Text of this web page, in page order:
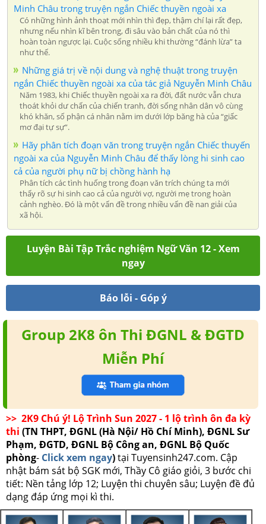
Minh Châu trong truyện ngắn Chiếc thuyền ngoài xa
Có những hình ảnh thoạt mới nhìn thì đẹp, thậm chí lại rất đẹp,
nhưng nếu nhìn kĩ bên trong, đi sâu vào bản chất của nó thì
hoàn toàn ngược lại. Cuộc sống nhiều khi thường “đánh lừa” ta
như thế.
Những giá trị về nội dung và nghệ thuật trong truyện
ngắn Chiếc thuyền ngoài xa của tác giả Nguyễn Minh Châu
Năm 1983, khi Chiếc thuyền ngoài xa ra đời, đất nước vẫn chưa
thoát khỏi dư chấn của chiến tranh, đời sống nhân dân vô cùng
khó khăn, số phận cá nhân nằm im dưới lớp băng hà của “giấc
mơ đại tự sự”.
Hãy phân tích đoạn văn trong truyện ngắn Chiếc thuyến
ngoài xa của Nguyễn Minh Châu để thấy lòng hi sinh cao
cả của người phụ nữ bị chồng hành hạ
Phân tích các tình huống trong đoạn văn trích chúng ta mới
thấy rõ sự hi sinh cao cả của người vợ, người mẹ trong hoàn
cảnh nghèo. Đó là một vấn đề trong nhiều vấn đề nan giải của
xã hội.
Luyện Bài Tập Trắc nghiệm Ngữ Văn 12 - Xem
ngay
Báo lỗi - Góp ý
Group 2K8 ôn Thi ĐGNL & ĐGTD
Miễn Phí
>> 2K9 Chú ý! Lộ Trình Sun 2027 - 1 lộ trình ôn đa kỳ
thi (TN THPT, ĐGNL (Hà Nội/ Hồ Chí Minh), ĐGNL Sư
Phạm, ĐGTD, ĐGNL Bộ Công an, ĐGNL Bộ Quốc
phòng- Click xem ngay)tại Tuyensinh247.com. Cập
nhật bám sát bộ SGK mới, Thầy Cô giáo giỏi, 3 bước chi
tiết: Nền tảng lớp 12; Luyện thi chuyên sâu; Luyện đề đủ
dạng đáp ứng mọi kì thi.